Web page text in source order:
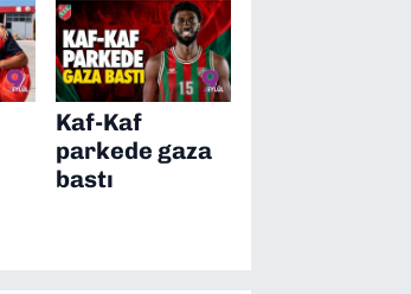
Kaf-Kaf
parkede gaza
bastı